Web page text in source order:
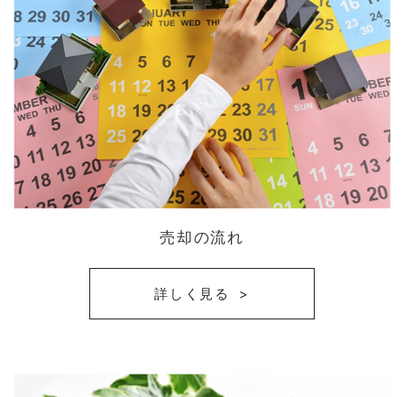
売却の流れ
詳しく見る